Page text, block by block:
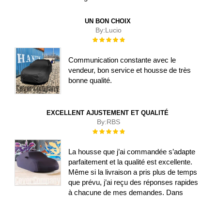
UN BON CHOIX
By:Lucio
Évaluation :
Communication constante avec le
vendeur, bon service et housse de très
bonne qualité.
EXCELLENT AJUSTEMENT ET QUALITÉ
By:RBS
Évaluation :
La housse que j’ai commandée s’adapte
parfaitement et la qualité est excellente.
Même si la livraison a pris plus de temps
que prévu, j’ai reçu des réponses rapides
à chacune de mes demandes. Dans